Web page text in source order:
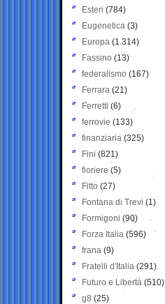
Esteri (784)
Eugenetica (3)
Europa (1.314)
Fassino (13)
federalismo (167)
Ferrara (21)
Ferretti (6)
ferrovie (133)
finanziaria (325)
Fini (821)
fioriere (5)
Fitto (27)
Fontana di Trevi (1)
Formigoni (90)
Forza Italia (596)
frana (9)
Fratelli d'Italia (291)
Futuro e Libertà (510)
g8 (25)